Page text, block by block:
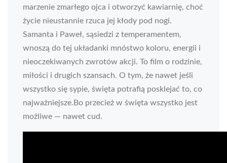
marzenie zmarłego ojca i otworzyć kawiarnię, choć
życie nieustannie rzuca jej kłody pod nogi.
Samanta i Paweł, sąsiedzi z temperamentem,
wnoszą do tej układanki mnóstwo koloru, energii i
nieoczekiwanych zwrotów akcji. To film o rodzinie,
miłości i drugich szansach. O tym, że nawet jeśli
wszystko się sypie, święta potrafią posklejać to, co
najważniejsze.Bo przecież w święta wszystko jest
możliwe — nawet cud.